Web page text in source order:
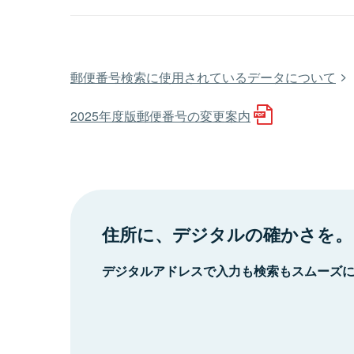
郵便番号検索に使用されているデータについて
2025年度版郵便番号の変更案内
住所に、デジタルの確かさを。
デジタルアドレスで入力も検索もスムーズ